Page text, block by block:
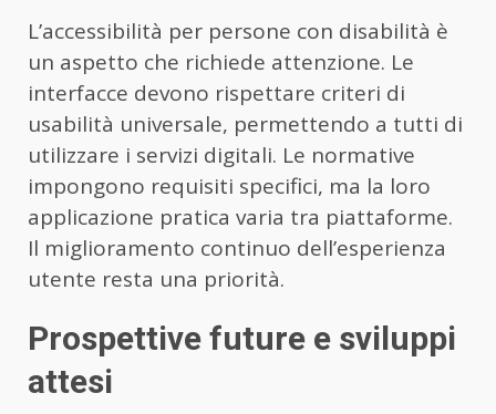
L’accessibilità per persone con disabilità è
un aspetto che richiede attenzione. Le
interfacce devono rispettare criteri di
usabilità universale, permettendo a tutti di
utilizzare i servizi digitali. Le normative
impongono requisiti specifici, ma la loro
applicazione pratica varia tra piattaforme.
Il miglioramento continuo dell’esperienza
utente resta una priorità.
Prospettive future e sviluppi
attesi